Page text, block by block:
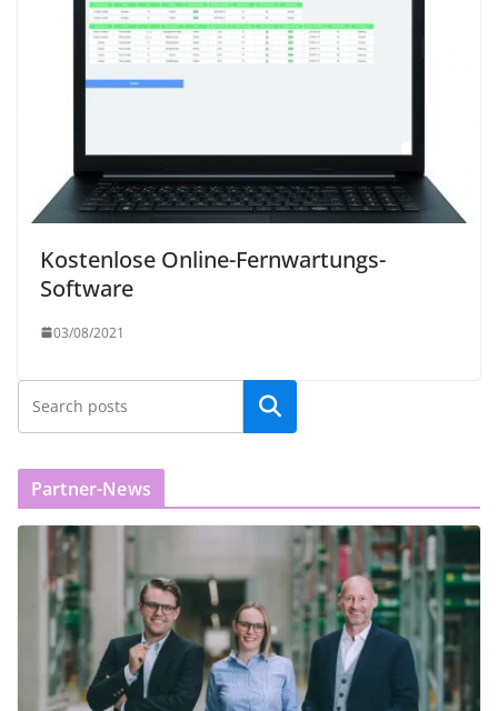
Kostenlose Online-Fernwartungs-
Software
03/08/2021
Partner-News